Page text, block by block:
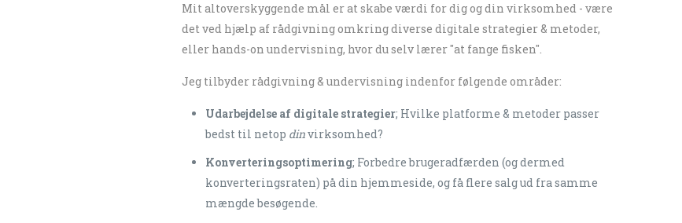
Mit altoverskyggende mål er at skabe værdi for dig og din virksomhed - være
det ved hjælp af rådgivning omkring diverse digitale strategier & metoder,
eller hands-on undervisning, hvor du selv lærer "at fange fisken".
Jeg tilbyder rådgivning & undervisning indenfor følgende områder:
Udarbejdelse af digitale strategier; Hvilke platforme & metoder passer
bedst til netop dinvirksomhed?
Konverteringsoptimering; Forbedre brugeradfærden (og dermed
konverteringsraten) på din hjemmeside, og få flere salg ud fra samme
mængde besøgende.